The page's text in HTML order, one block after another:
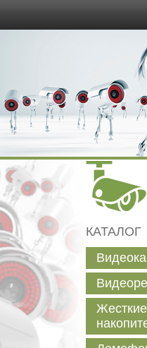
КАТАЛОГ